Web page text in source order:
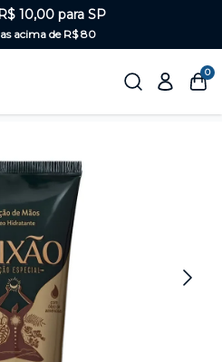
10,00 para SP
acima de R$ 80
0